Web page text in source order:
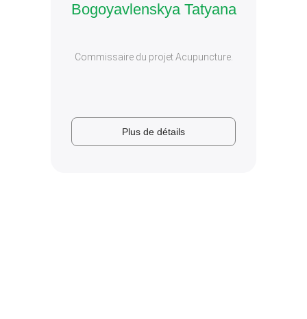
Bogoyavlenskya Tatyana
Commissaire du projet Acupuncture.
Plus de
détails
Plus de détails